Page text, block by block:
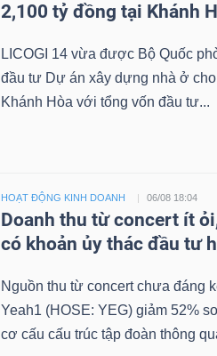
2,100 tỷ đồng tại Khánh
LICOGI 14 vừa được Bộ Quốc
đầu tư Dự án xây dựng nhà ở
Khánh Hòa với tổng vốn đầu tư...
HOẠT ĐỘNG KINH DOANH 06/08 18:04
Doanh thu từ concert ít
có khoản ủy thác đầu tư
Nguồn thu từ concert chưa đáng
Yeah1 (HOSE: YEG) giảm 52%
cơ cấu cấu trúc tập đoàn thông